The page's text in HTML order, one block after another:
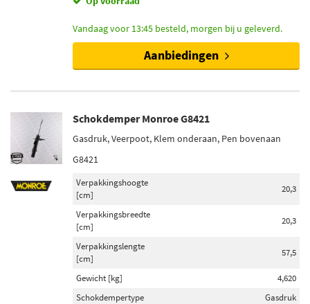
Vandaag voor 13:45 besteld, morgen bij u geleverd.
Aanbiedingen
Schokdemper Monroe G8421
Gasdruk, Veerpoot, Klem onderaan, Pen bovenaan
G8421
Verpakkingshoogte
[cm]
20,3
Verpakkingsbreedte
[cm]
20,3
Verpakkingslengte
[cm]
57,5
Gewicht [kg]
4,620
Schokdempertype
Gasdruk